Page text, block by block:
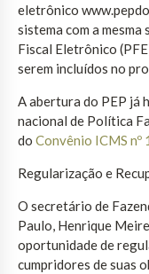
eletrônico
sistema com a
Fiscal Eletrônico
serem incluídos no
A abertura do PEP já
nacional de Política
do Convênio ICMS
Regularização e
O secretário de
Paulo, Henrique
oportunidade de
cumpridores de suas